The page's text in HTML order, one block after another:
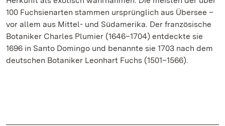
100 Fuchsienarten stammen ursprünglich aus Übersee –
vor allem aus Mittel- und Südamerika. Der französische
Botaniker Charles Plumier (1646–1704) entdeckte sie
1696 in Santo Domingo und benannte sie 1703 nach dem
deutschen Botaniker Leonhart Fuchs (1501–1566).